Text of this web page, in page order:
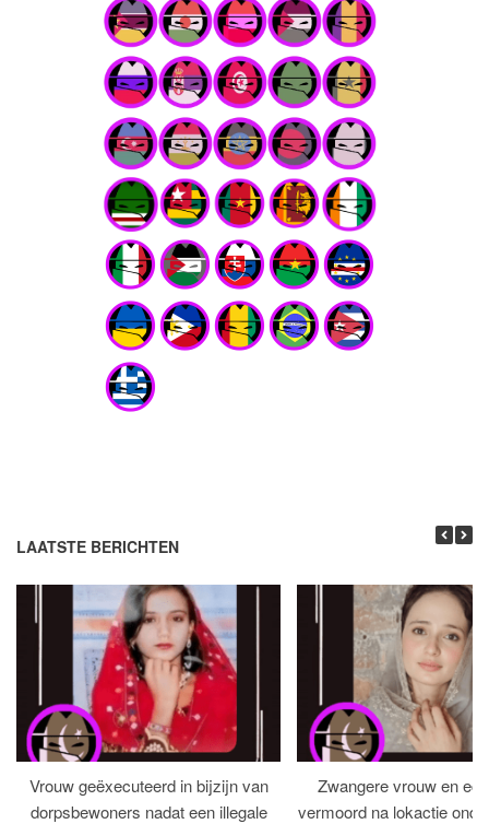
LAATSTE BERICHTEN
Vrouw geëxecuteerd in bijzijn van
dorpsbewoners nadat een illegale
Zwangere vrouw en
vermoord na lokactie